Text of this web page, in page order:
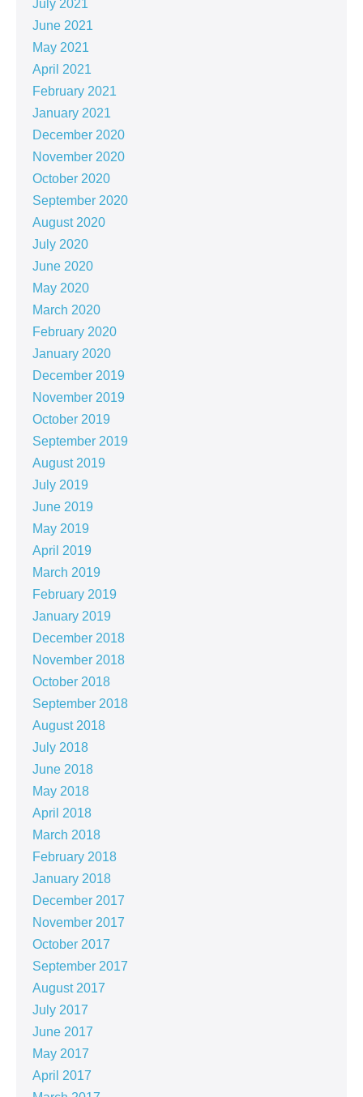
July 2021
June 2021
May 2021
April 2021
February 2021
January 2021
December 2020
November 2020
October 2020
September 2020
August 2020
July 2020
June 2020
May 2020
March 2020
February 2020
January 2020
December 2019
November 2019
October 2019
September 2019
August 2019
July 2019
June 2019
May 2019
April 2019
March 2019
February 2019
January 2019
December 2018
November 2018
October 2018
September 2018
August 2018
July 2018
June 2018
May 2018
April 2018
March 2018
February 2018
January 2018
December 2017
November 2017
October 2017
September 2017
August 2017
July 2017
June 2017
May 2017
April 2017